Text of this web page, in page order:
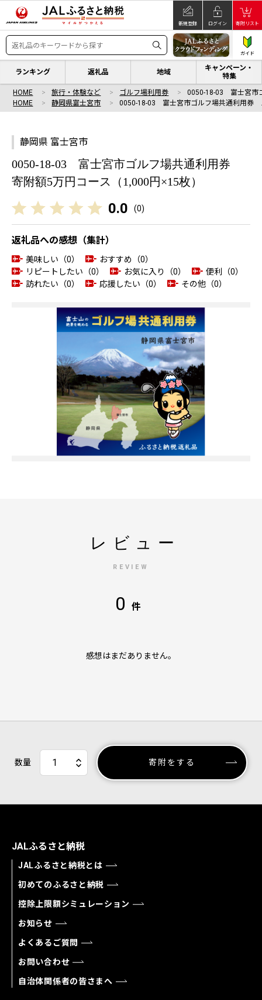
新規登録 ログイン 寄附リスト
ガイド
ランキング 返礼品 地域
キャンペーン・
特集
HOME 旅行・体験など ゴルフ場利用券
0050-18-03 富士宮市
HOME
静岡県富士宮市 0050-18-03 富士宮市ゴルフ場共通利用券
静岡県 富士宮市
0050-18-03 富士宮市ゴルフ場共通利用券
寄附額5万円コース（1,000円×15枚）
0.0 (0)
返礼品への感想（集計）
美味しい（0）
おすすめ（0）
リピートしたい（0）
お気に入り（0）
便利（0）
訪れたい（0）
応援したい（0） その他（0）
レビュー
REVIEW
0 件
感想はまだありません。
数量 寄附をする
JALふるさと納税
JALふるさと納税とは
初めてのふるさと納税
控除上限額シミュレーション
お知らせ
よくあるご質問
お問い合わせ
自治体関係者の皆さまへ